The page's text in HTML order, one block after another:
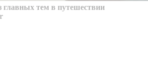
главных тем в путешествии